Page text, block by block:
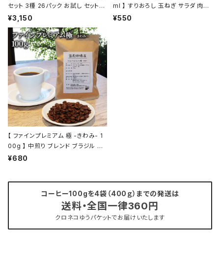
セット 3種 26パック お試し セット
飲み比べ コーヒー トミヤコーヒー
通販
¥3,150
ml 】 すりおろし 玉ねぎ サラダ 肉料
理 ドレッシング 万能調味料 お肉の
¥550
【 ファインプレミアム 極 -きわみ- 1
00g 】 中煎り ブレンド ブラジル エ
チオピア他 ドリップ トミヤコーヒー
¥680
コーヒー100gを4袋（400ｇ）までの発送は
送料・全国一律360円
クロネコゆうパケットでお届けいたします